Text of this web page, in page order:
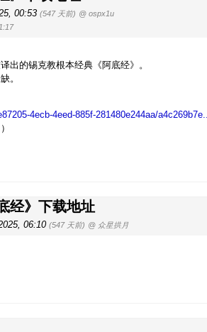
00:53 (547 天前) @ ospx1u
出的锡克教根本经典《阿底经》。
。
4ecb-4eed-885f-281480e244aa/a4c269b7e...
经》下载地址
06:10 (547 天前) @ 众星拱月